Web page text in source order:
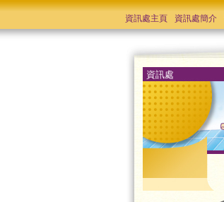
資訊處主頁 資訊處簡介
資訊處